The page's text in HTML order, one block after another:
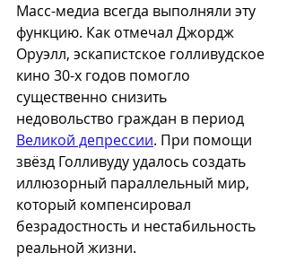
Масс-медиа всегда выполняли эту
функцию. Как отмечал Джордж
Оруэлл, эскапистское голливудское
кино 30-х годов помогло
существенно снизить
недовольство граждан в период
Великой депрессии. При помощи
звёзд Голливуду удалось создать
иллюзорный параллельный мир,
который компенсировал
безрадостность и нестабильность
реальной жизни.